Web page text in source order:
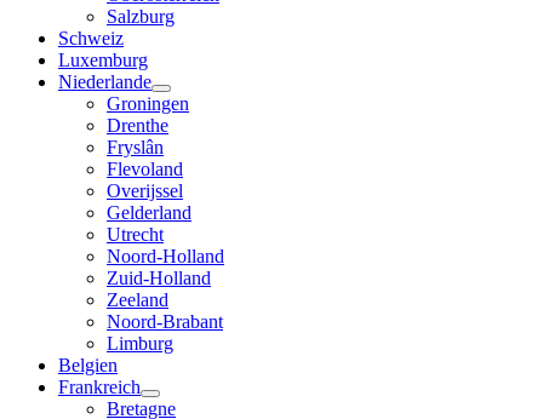
Salzburg
Schweiz
Luxemburg
Niederlande
Groningen
Drenthe
Fryslân
Flevoland
Overijssel
Gelderland
Utrecht
Noord-Holland
Zuid-Holland
Zeeland
Noord-Brabant
Limburg
Belgien
Frankreich
Bretagne